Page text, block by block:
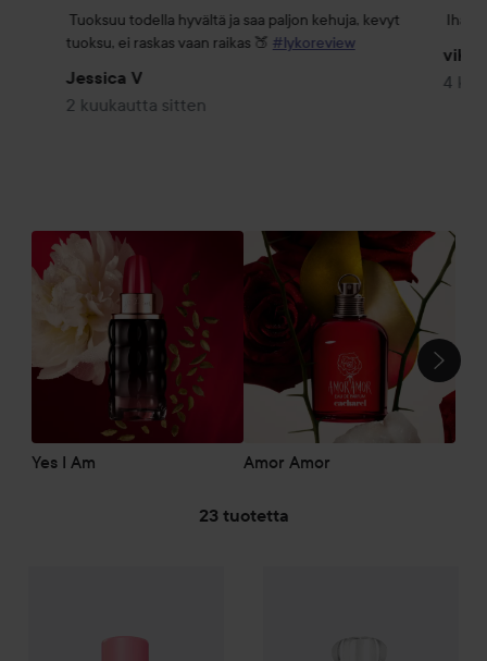
Tuoksuu todella hyvältä ja saa paljon kehuja, kevyt
tuoksu, ei raskas vaan raikas 🍑 #lykoreview
Jessica V
2 kuukautta sitten
4
OHITA OSIO
Yes I Am Amor Amor
23 tuotetta